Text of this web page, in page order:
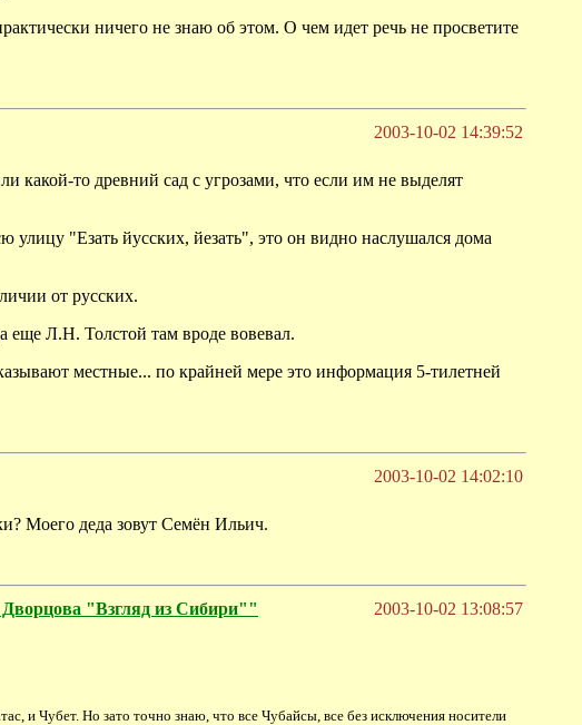
ничего не знаю об этом. О чем идет речь не просветите
2003-10-02 14:39:52
то древний сад с угрозами, что если им не выделят
"Езать йусских, йезать", это он видно наслушался дома
от русских.
еще Л.Н. Толстой там вроде вовевал.
местные... по крайней мере это информация 5-тилетней
2003-10-02 14:02:10
Моего деда зовут Семён Ильич.
"Взгляд из Сибири""
2003-10-02 13:08:57
и Чубет. Но зато точно знаю, что все Чубайсы, все без исключения носители